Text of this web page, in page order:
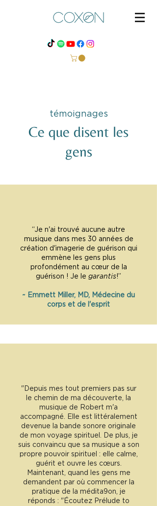
témoignages
Ce que disent les
gens
“Je n'ai trouvé aucune autre
musique dans mes 30 années de
création d'imagerie de guérison qui
emmène les gens plus
profondément au cœur de la
guérison ! Je le garantis!”
~ Emmett Miller, MD, Médecine du
corps et de l'esprit
"Depuis mes tout premiers pas sur
le chemin de ma découverte, la
musique de Robert m'a
accompagné. Elle est littéralement
devenue la bande sonore originale
de mon voyage spirituel. De plus, je
suis convaincu que sa musique a son
propre pouvoir spirituel : elle calme,
guérit et ouvre les cœurs.
Maintenant, quand les gens me
demandent par où commencer la
pratique de la médita9on, je
réponds : "Écoutez Prélude to